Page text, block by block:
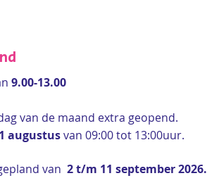
9.00-13.00
van de maand extra geopend.
augustusvan 09:00 tot 13:00uur.
van 2 t/m 11 september 2026.